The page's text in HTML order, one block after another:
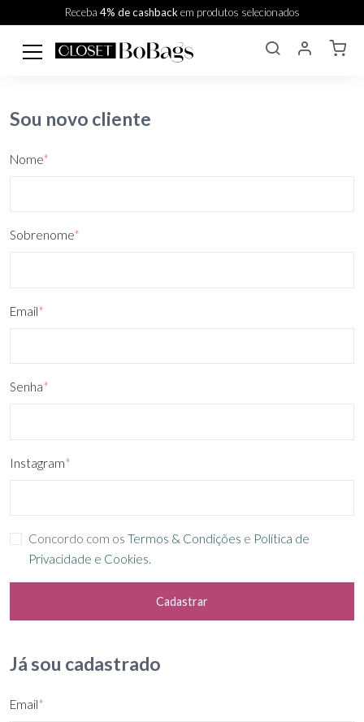
Receba 4% de cashbackem produtos selecionados
Sou novo cliente
Nome*
Sobrenome*
Email*
Senha*
Instagram*
Concordo com os Termos & Condições e Política de
Privacidade e Cookies.
Cadastrar
Já sou cadastrado
Email*